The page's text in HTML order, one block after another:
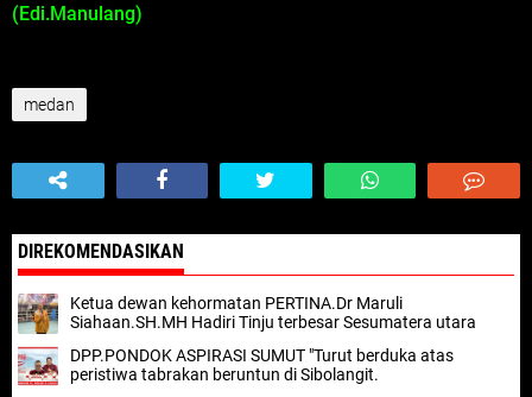
(Edi.Manulang)
medan
DIREKOMENDASIKAN
Ketua dewan kehormatan PERTINA.Dr Maruli
Siahaan.SH.MH Hadiri Tinju terbesar Sesumatera utara
DPP.PONDOK ASPIRASI SUMUT "Turut berduka atas
peristiwa tabrakan beruntun di Sibolangit.